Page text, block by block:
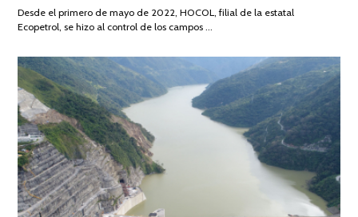
2026
Desde el primero de mayo de 2022, HOCOL, filial de la estatal
Ecopetrol, se hizo al control de los campos …